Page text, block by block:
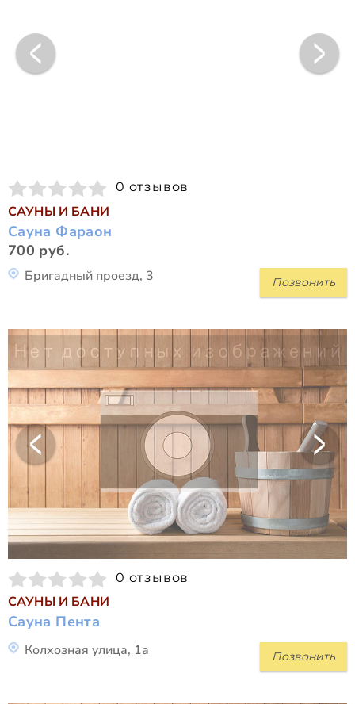
0 отзывов
САУНЫ И БАНИ
Сауна Фараон
700 руб.
Позвонить
Бригадный проезд, 3
0 отзывов
САУНЫ И БАНИ
Сауна Пента
Позвонить
Колхозная улица, 1а